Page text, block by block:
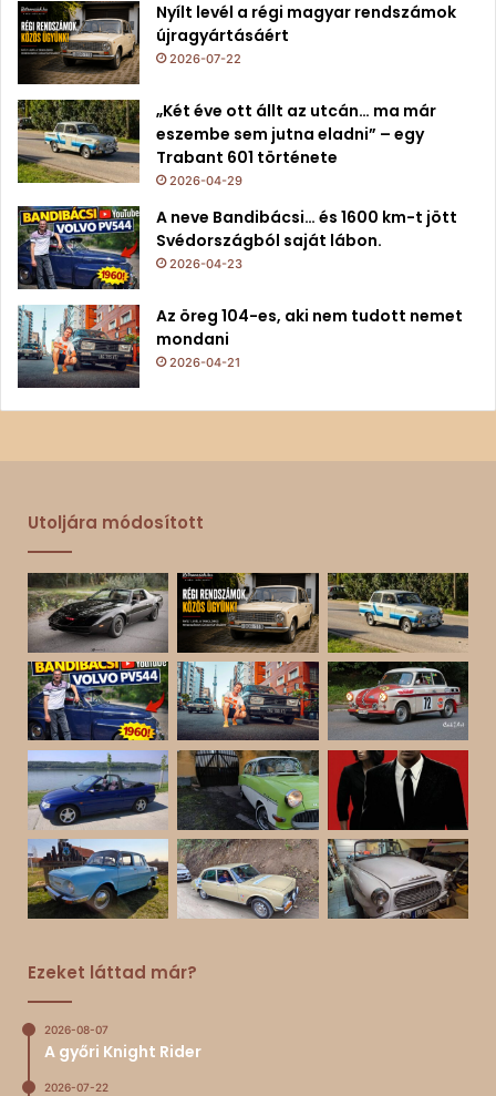
Nyílt levél a régi magyar rendszámok
újragyártásáért
2026-07-22
„Két éve ott állt az utcán… ma már
eszembe sem jutna eladni” – egy
Trabant 601 története
2026-04-29
A neve Bandibácsi… és 1600 km-t jött
Svédországból saját lábon.
2026-04-23
Az öreg 104-es, aki nem tudott nemet
mondani
2026-04-21
Utoljára módosított
Ezeket láttad már?
2026-08-07
A győri Knight Rider
2026-07-22